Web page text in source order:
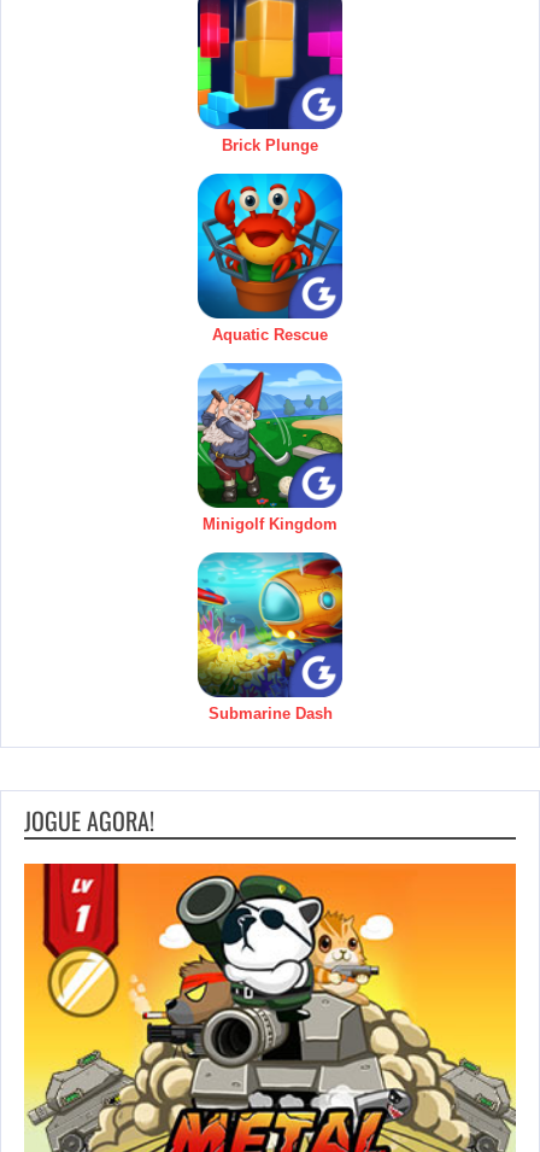
Brick Plunge
Aquatic Rescue
Minigolf Kingdom
Submarine Dash
JOGUE AGORA!